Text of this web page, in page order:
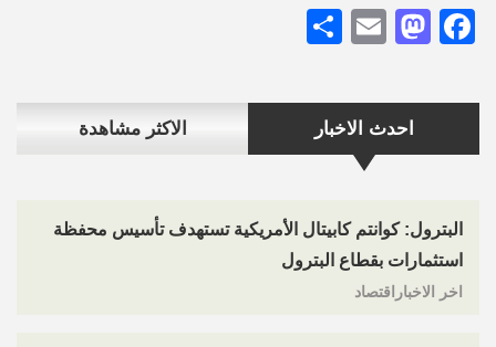
احدث الاخبار الاكثر مشاهدة
البترول: كوانتم كابيتال الأمريكية تستهدف تأسيس محفظة
استثمارات بقطاع البترول
اخر الاخباراقتصاد
Facebook
Mastodon
Email